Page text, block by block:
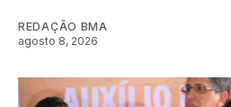
REDAÇÃO BMA
agosto 8, 2026